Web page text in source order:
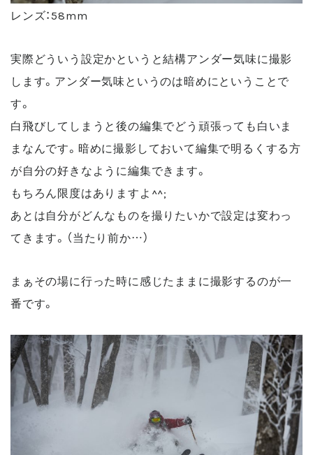
レンズ：58mm
実際どういう設定かというと結構アンダー気味に撮影
します。アンダー気味というのは暗めにということで
す。
白飛びしてしまうと後の編集でどう頑張っても白いま
まなんです。暗めに撮影しておいて編集で明るくする方
が自分の好きなように編集できます。
もちろん限度はありますよ^^;
あとは自分がどんなものを撮りたいかで設定は変わっ
てきます。（当たり前か…）
まぁその場に行った時に感じたままに撮影するのが一
番です。